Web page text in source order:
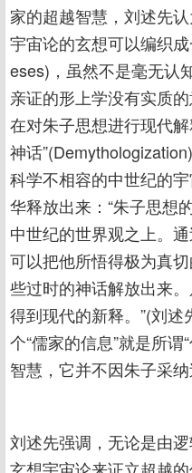
家的超越智慧，刘述先
宇宙论的玄想可以编织
eses)，虽然不是毫无认
亲证的形上学没有实质
在对朱子思想进行现代
神话
科学不相容的中世纪的
华释放出来：“朱子思想
中世纪的世界观之上。
可以把他所悟得极为真
些过时的神话解放出来
得到现代的新释。”(刘
个“儒家的信息”就是所
智慧，它并不因朱子采
刘述先强调，无论是由